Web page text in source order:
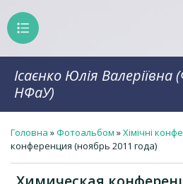
Ісаєнко Юлія
НФаУ)
Головна »Фотоальбом »Хімічні
конференция (ноябрь 2011 года)